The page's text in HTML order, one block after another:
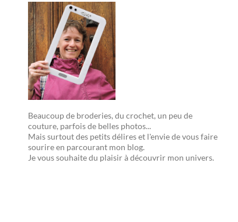
Beaucoup de broderies, du crochet, un peu de
couture, parfois de belles photos...
Mais surtout des petits délires et l'envie de vous faire
sourire en parcourant mon blog.
Je vous souhaite du plaisir à découvrir mon univers.